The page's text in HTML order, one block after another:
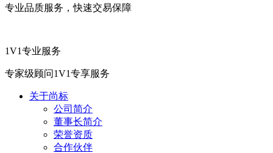
专业品质服务，快速交易保障
1V1专业服务
专家级顾问1V1专享服务
关于尚标
公司简介
董事长简介
荣誉资质
合作伙伴